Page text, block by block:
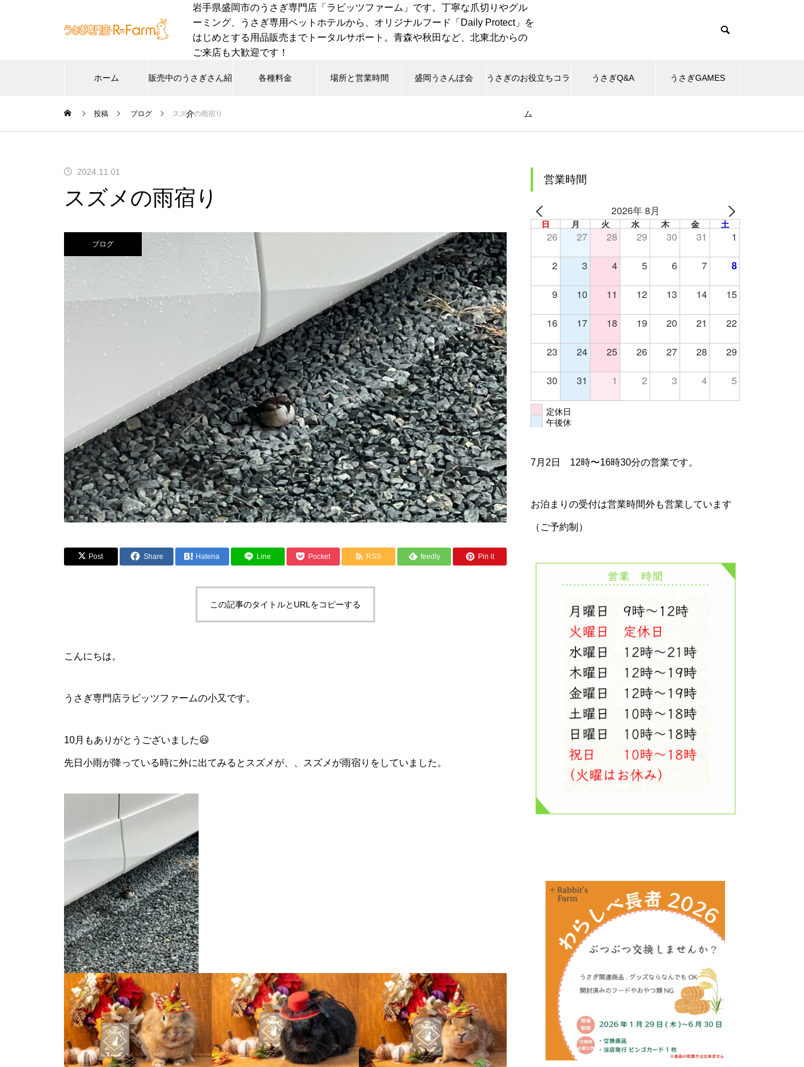
岩手県盛岡市のうさぎ専門店「ラビッツファーム」です。丁寧な爪切りやグル
ーミング、うさぎ専用ペットホテルから、オリジナルフード「Daily Protect」を
はじめとする用品販売までトータルサポート。青森や秋田など、北東北からの
ご来店も大歓迎です！
ホーム 販売中のうさぎさん紹
介
各種料金 場所と営業時間 盛岡うさんぽ会 うさぎのお役立ちコラ
ム
うさぎQ&A うさぎGAMES
投稿 ブログ スズメの雨宿り
2024.11.01
スズメの雨宿り
ブログ
Post Share Hatena Line Pocket RSS feedly Pin it
この記事のタイトルとURLをコピーする
こんにちは。
うさぎ専門店ラビッツファームの小又です。
10月もありがとうございました😃
先日小雨が降っている時に外に出てみるとスズメが、、スズメが雨宿りをしていました。
営業時間
2026年 8月
日 月 火 水 木 金 土
26 27 28 29 30 31 1
2 3 4 5 6 7 8
9 10 11 12 13 14 15
16 17 18 19 20 21 22
23 24 25 26 27 28 29
30 31 1 2 3 4 5
定休日
午後休
7月2日 12時〜16時30分の営業です。
お泊まりの受付は営業時間外も営業しています
（ご予約制）